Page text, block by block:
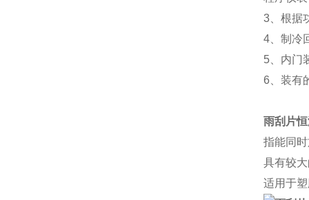
3、根据
4、制冷
5、内门
6、装有
雨刮片
指能同
具有较
适用于